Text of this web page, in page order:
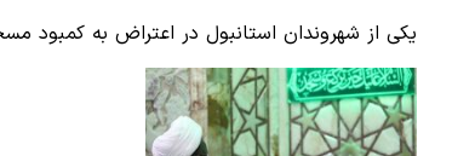
یکی از شهروندان استانبول در اعتراض به کمبود